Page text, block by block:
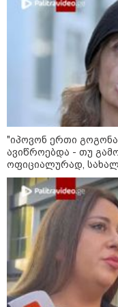
კატეგორიის
მკითხველის
"იპოვონ ერთი
ავიწროებდა - თუ
ოფიციალურად,
განცხადებას